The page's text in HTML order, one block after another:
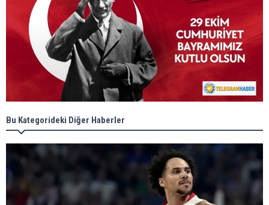
Bu Kategorideki Diğer Haberler